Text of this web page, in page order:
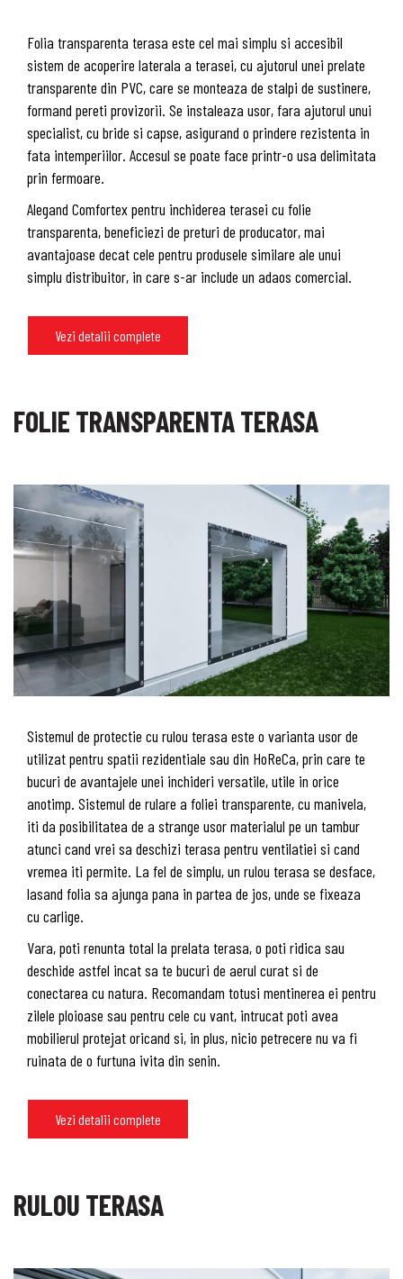
FOLIE TRANSPARENTA TERASA
Folia transparenta terasa este cel mai simplu si accesibil
sistem de acoperire laterala a terasei, cu ajutorul unei prelate
transparente din PVC, care se monteaza de stalpi de sustinere,
formand pereti provizorii. Se instaleaza usor, fara ajutorul unui
specialist, cu bride si capse, asigurand o prindere rezistenta in
fata intemperiilor. Accesul se poate face printr-o usa delimitata
prin fermoare.
Alegand Comfortex pentru inchiderea terasei cu folie
transparenta, beneficiezi de preturi de producator, mai
avantajoase decat cele pentru produsele similare ale unui
simplu distribuitor, in care s-ar include un adaos comercial.
Vezi detalii complete
Sistemul de protectie cu rulou terasa este o varianta usor de
utilizat pentru spatii rezidentiale sau din HoReCa, prin care te
bucuri de avantajele unei inchideri versatile, utile in orice
anotimp. Sistemul de rulare a foliei transparente, cu manivela,
iti da posibilitatea de a strange usor materialul pe un tambur
atunci cand vrei sa deschizi terasa pentru ventilatiei si cand
vremea iti permite. La fel de simplu, un rulou terasa se desface,
lasand folia sa ajunga pana in partea de jos, unde se fixeaza
cu carlige.
Vara, poti renunta total la prelata terasa, o poti ridica sau
deschide astfel incat sa te bucuri de aerul curat si de
conectarea cu natura. Recomandam totusi mentinerea ei pentru
zilele ploioase sau pentru cele cu vant, intrucat poti avea
mobilierul protejat oricand si, in plus, nicio petrecere nu va fi
ruinata de o furtuna ivita din senin.
Vezi detalii complete
RULOU TERASA